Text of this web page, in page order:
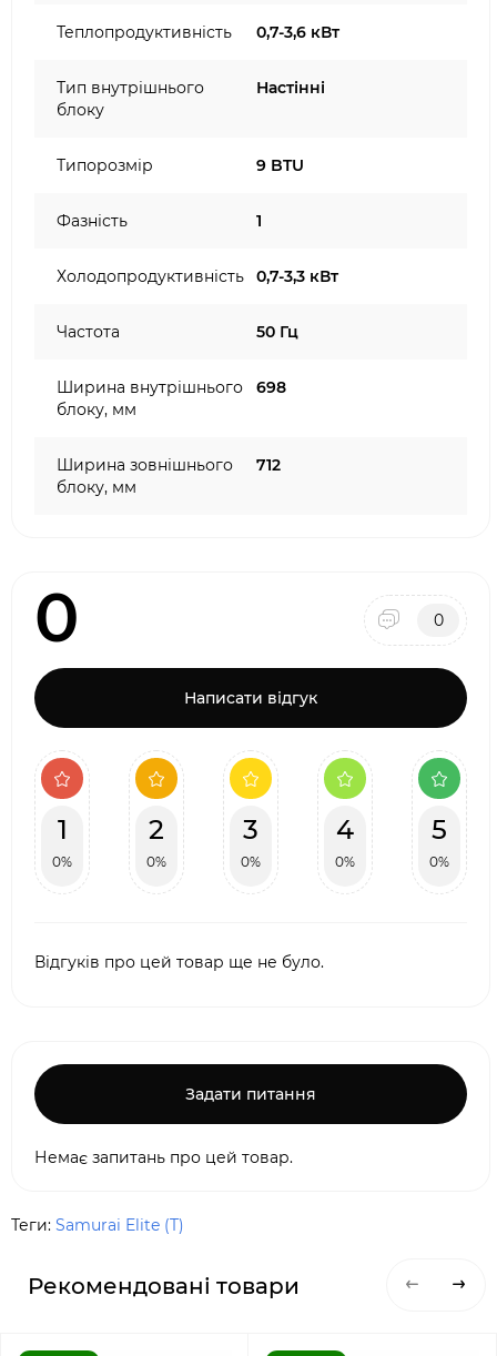
Теплопродуктивність 0,7-3,6 кВт
Тип внутрішнього
блоку
Настінні
Типорозмір 9 BTU
Фазність 1
Холодопродуктивність 0,7-3,3 кВт
Частота 50 Гц
Ширина внутрішнього
блоку, мм
698
Ширина зовнішнього
блоку, мм
712
0 0
Написати відгук
1
0%
2
0%
3
0%
4
0%
5
0%
Відгуків про цей товар ще не було.
Задати питання
Немає запитань про цей товар.
Теги: Samurai Elite (T)
Рекомендовані товари